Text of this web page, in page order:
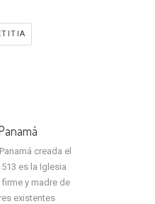
creada el
es la Iglesia
y madre de
existentes